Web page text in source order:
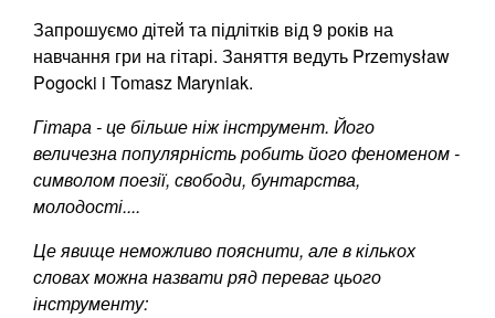
Запрошуємо дітей та підлітків від 9 років на
навчання гри на гітарі. Заняття ведуть Przemysław
Pogocki i Tomasz Maryniak.
Гітара - це більше ніж інструмент. Його
величезна популярність робить його феноменом -
символом поезії, свободи, бунтарства,
молодості....
Це явище неможливо пояснити, але в кількох
словах можна назвати ряд переваг цього
інструменту: